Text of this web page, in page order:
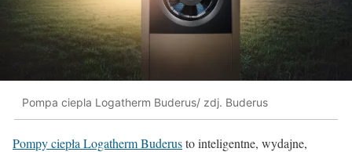
Pompa ciepla Logatherm Buderus/ zdj. Buderus
Pompy ciepła Logatherm Buderusto inteligentne, wydajne,